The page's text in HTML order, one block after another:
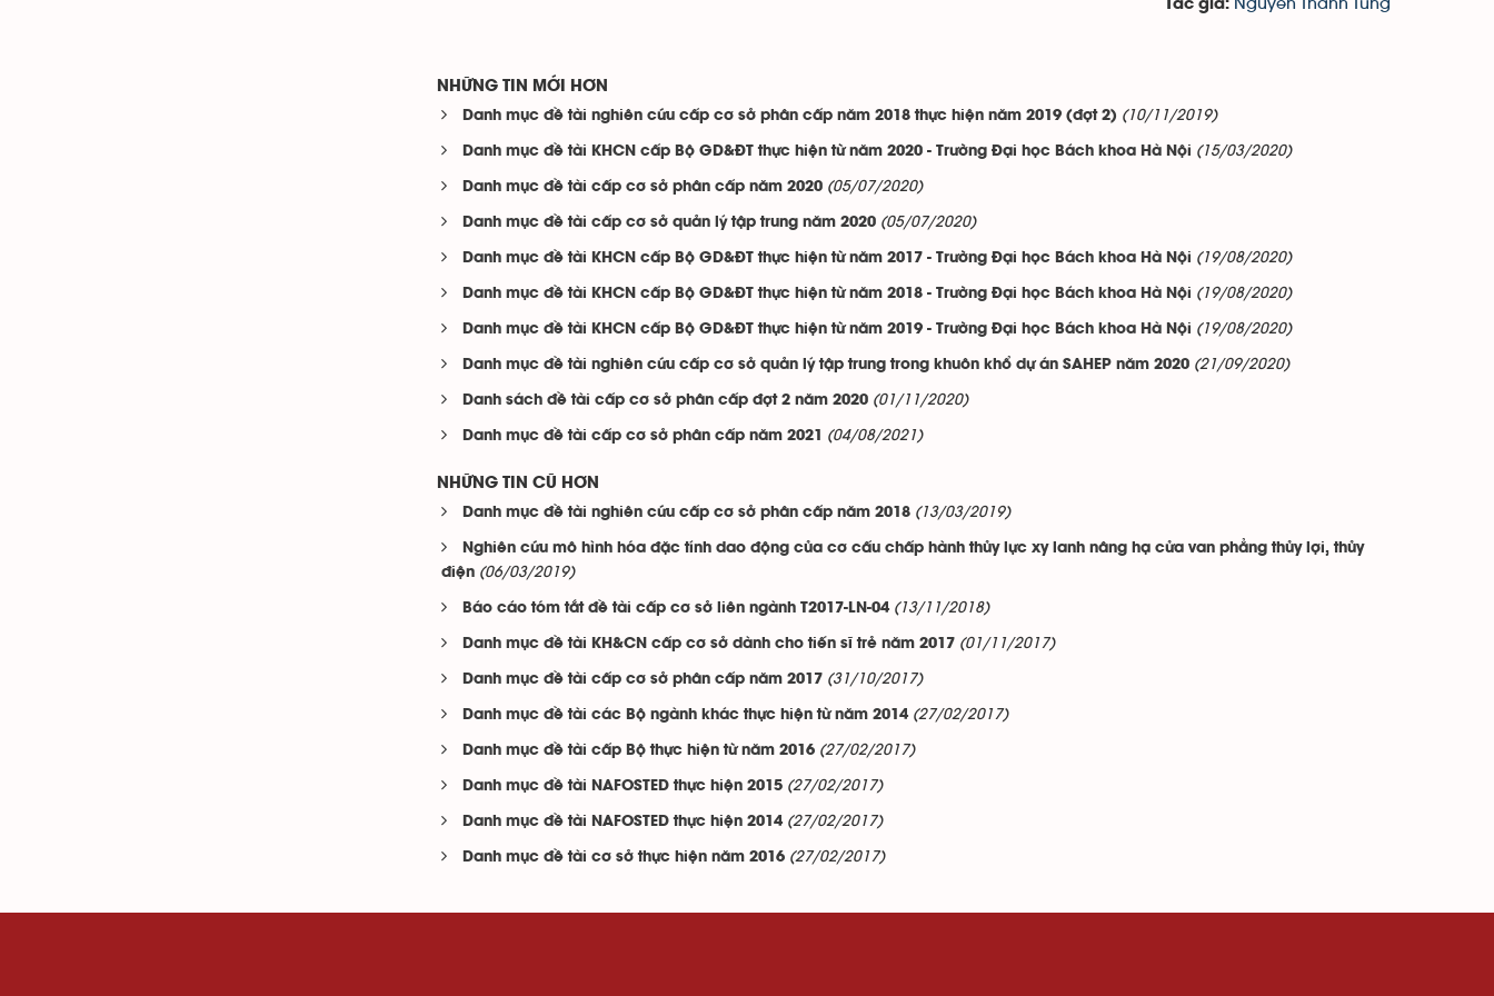
Tác giả: Nguyễn Thanh Tùng
NHỮNG TIN MỚI HƠN
Danh mục đề tài nghiên cứu cấp cơ sở phân cấp năm 2018 thực hiện năm 2019 (đợt 2) (10/11/2019)
Danh mục đề tài KHCN cấp Bộ GD&ĐT thực hiện từ năm 2020 - Trường Đại học Bách khoa Hà Nội (15/03/2020)
Danh mục đề tài cấp cơ sở phân cấp năm 2020 (05/07/2020)
Danh mục đề tài cấp cơ sở quản lý tập trung năm 2020 (05/07/2020)
Danh mục đề tài KHCN cấp Bộ GD&ĐT thực hiện từ năm 2017 - Trường Đại học Bách khoa Hà Nội (19/08/2020)
Danh mục đề tài KHCN cấp Bộ GD&ĐT thực hiện từ năm 2018 - Trường Đại học Bách khoa Hà Nội (19/08/2020)
Danh mục đề tài KHCN cấp Bộ GD&ĐT thực hiện từ năm 2019 - Trường Đại học Bách khoa Hà Nội (19/08/2020)
Danh mục đề tài nghiên cứu cấp cơ sở quản lý tập trung trong khuôn khổ dự án SAHEP năm 2020 (21/09/2020)
Danh sách đề tài cấp cơ sở phân cấp đợt 2 năm 2020 (01/11/2020)
Danh mục đề tài cấp cơ sở phân cấp năm 2021 (04/08/2021)
NHỮNG TIN CŨ HƠN
Danh mục đề tài nghiên cứu cấp cơ sở phân cấp năm 2018 (13/03/2019)
Nghiên cứu mô hình hóa đặc tính dao động của cơ cấu chấp hành thủy lực xy lanh nâng hạ cửa van phẳng thủy lợi, thủy
điện (06/03/2019)
Báo cáo tóm tắt đề tài cấp cơ sở liên ngành T2017-LN-04 (13/11/2018)
Danh mục đề tài KH&CN cấp cơ sở dành cho tiến sĩ trẻ năm 2017 (01/11/2017)
Danh mục đề tài cấp cơ sở phân cấp năm 2017 (31/10/2017)
Danh mục đề tài các Bộ ngành khác thực hiện từ năm 2014 (27/02/2017)
Danh mục đề tài cấp Bộ thực hiện từ năm 2016 (27/02/2017)
Danh mục đề tài NAFOSTED thực hiện 2015 (27/02/2017)
Danh mục đề tài NAFOSTED thực hiện 2014 (27/02/2017)
Danh mục đề tài cơ sở thực hiện năm 2016 (27/02/2017)